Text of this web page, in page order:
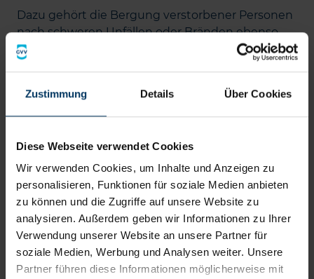
Zustimmung Details Über Cookies
Diese Webseite verwendet Cookies
Wir verwenden Cookies, um Inhalte und Anzeigen zu
personalisieren, Funktionen für soziale Medien anbieten
zu können und die Zugriffe auf unsere Website zu
analysieren. Außerdem geben wir Informationen zu Ihrer
Verwendung unserer Website an unsere Partner für
soziale Medien, Werbung und Analysen weiter. Unsere
Partner führen diese Informationen möglicherweise mit
Dazu gehört die Bergung verstorbener Personen
nach schweren Unfällen oder Bränden ebenso
wie die Sicherung gefährdeter Sachwerte.
Feuerwehrkräfte bergen beispielsweise Inventar
Gegenstände aus einsturzgefährdeten
Bereichen.
nach Bränden in landwirtschaftlichen Betrieben
oder nach Verkehrsunfällen mit Tiertransporten.
Dabei arbeitet die Feuerwehr eng mit Polizei,
Rettungsdiensten und weiteren Behörden
zusammen.